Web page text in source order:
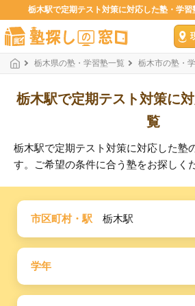
栃木駅で定期テスト対策に対応した塾・学習
栃木県の塾・学習塾一覧 栃木市の塾・
栃木駅で定期テスト対策に
覧
栃木駅で定期テスト対策に対応した塾
す。ご希望の条件に合う塾をお探しく
市区町村・駅 栃木駅
学年